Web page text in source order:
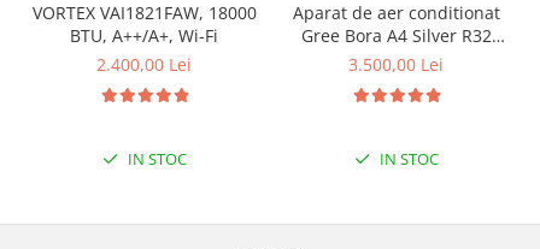
VORTEX VAI1821FAW, 18000
BTU, A++/A+, Wi-Fi
2.400,00 Lei
IN STOC
Aparat de aer conditionat
Gree Bora A4 Silver R32
GWH18AAD-K6DNA4E
generator ioni Cold Plasma,
3.500,00 Lei
IN STOC